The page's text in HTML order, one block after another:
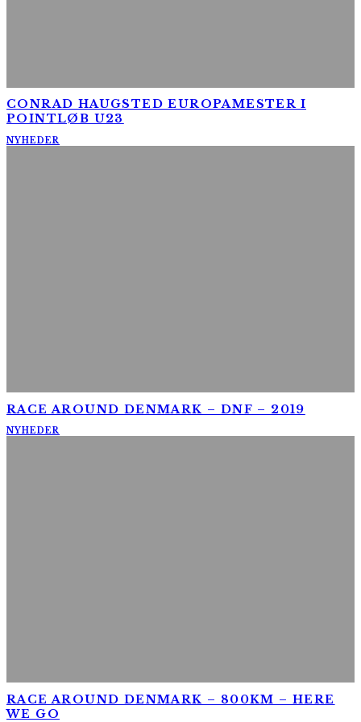
CONRAD HAUGSTED EUROPAMESTER I
POINTLØB U23
NYHEDER
RACE AROUND DENMARK – DNF – 2019
NYHEDER
RACE AROUND DENMARK – 800KM – HERE
WE GO